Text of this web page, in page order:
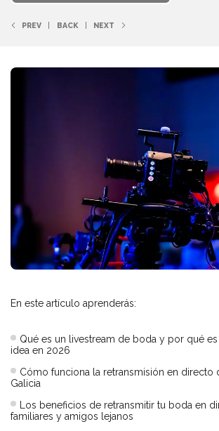
PREV BACK NEXT
En este artículo aprenderás:
Qué es un livestream de boda y por qué
idea en 2026
Cómo funciona la retransmisión en directo
Galicia
Los beneficios de retransmitir tu boda en
familiares y amigos lejanos